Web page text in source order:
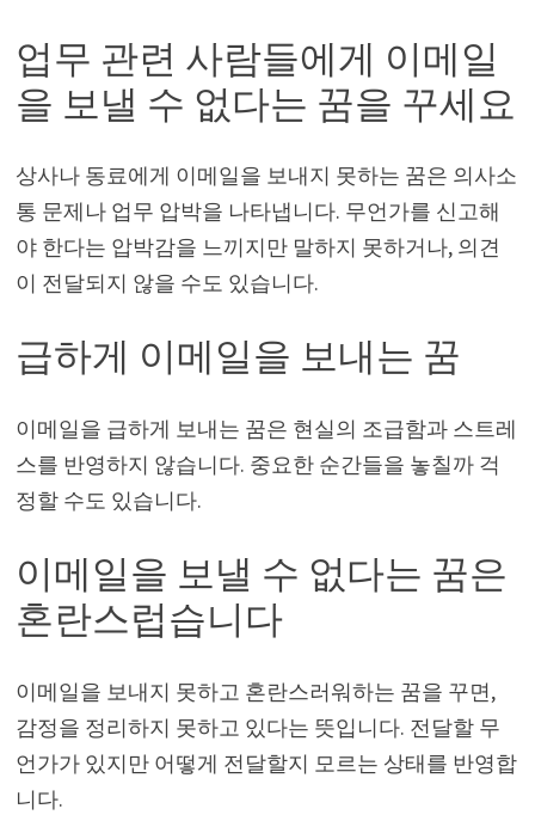
업무 관련 사람들에게 이메일
을 보낼 수 없다는 꿈을 꾸세요
상사나 동료에게 이메일을 보내지 못하는 꿈은 의사소
통 문제나 업무 압박을 나타냅니다. 무언가를 신고해
야 한다는 압박감을 느끼지만 말하지 못하거나, 의견
이 전달되지 않을 수도 있습니다.
급하게 이메일을 보내는 꿈
이메일을 급하게 보내는 꿈은 현실의 조급함과 스트레
스를 반영하지 않습니다. 중요한 순간들을 놓칠까 걱
정할 수도 있습니다.
이메일을 보낼 수 없다는 꿈은
혼란스럽습니다
이메일을 보내지 못하고 혼란스러워하는 꿈을 꾸면,
감정을 정리하지 못하고 있다는 뜻입니다. 전달할 무
언가가 있지만 어떻게 전달할지 모르는 상태를 반영합
니다.